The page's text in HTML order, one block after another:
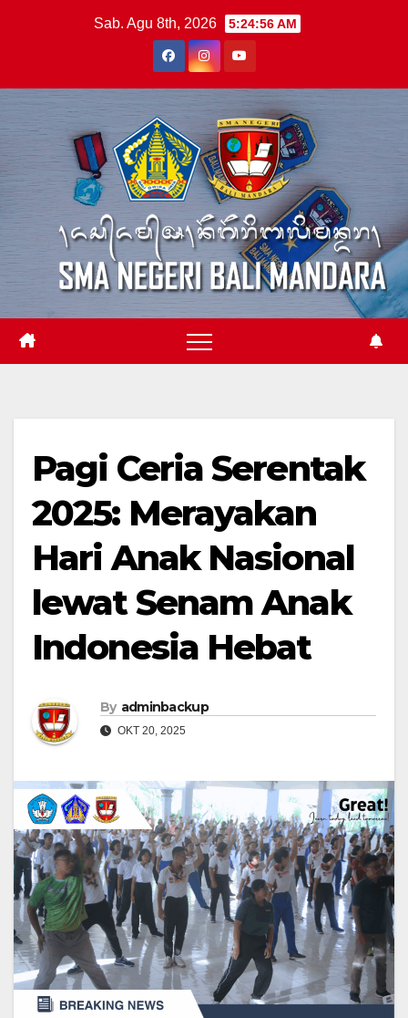
Sab. Agu 8th, 2026 5:24:56 AM
Pagi Ceria Serentak
2025: Merayakan
Hari Anak Nasional
lewat Senam Anak
Indonesia Hebat
By adminbackup
OKT 20, 2025